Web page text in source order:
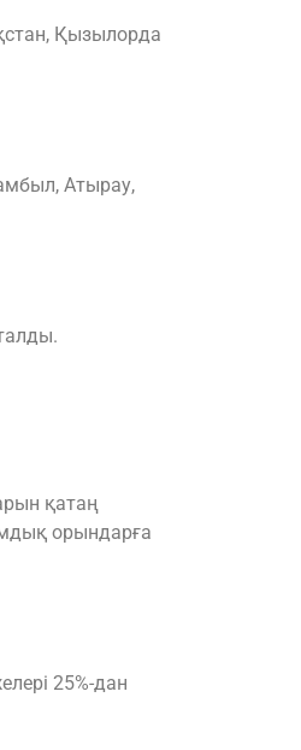
Қызылорда
Атырау,
қатаң
орындарға
25%-дан